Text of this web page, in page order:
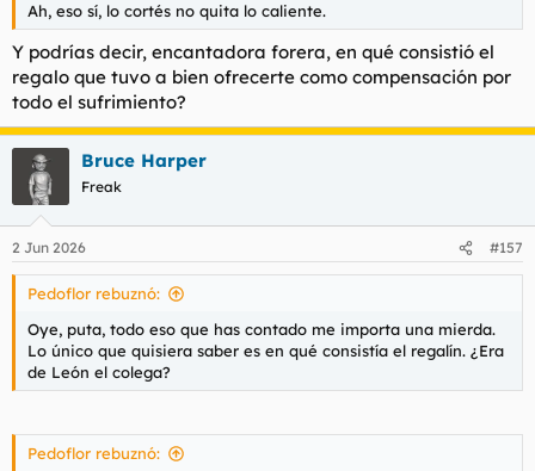
Ah, eso sí, lo cortés no quita lo caliente.
Y podrías decir, encantadora forera, en qué consistió el
regalo que tuvo a bien ofrecerte como compensación por
todo el sufrimiento?
Bruce Harper
Freak
2 Jun 2026 #157
Pedoflor rebuznó:
Oye, puta, todo eso que has contado me importa una mierda.
Lo único que quisiera saber es en qué consistía el regalín. ¿Era
de León el colega?
Pedoflor rebuznó: